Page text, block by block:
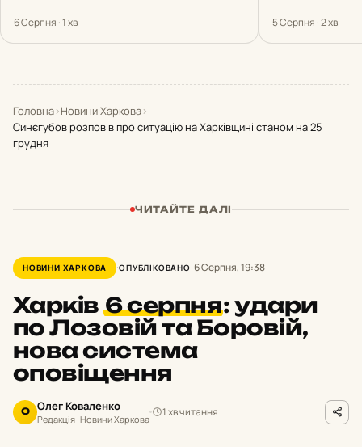
6 Серпня · 1 хв 5 Серпня · 2 хв
Головна›Новини Харкова›
Синєгубов розповів про ситуацію на Харківщині станом на 25
грудня
ЧИТАЙТЕ ДАЛІ
НОВИНИ ХАРКОВА ОПУБЛІКОВАНО 6 Серпня, 19:38
Харків6 серпня:удари
по Лозовій та Боровій,
нова система
оповіщення
О Олег Коваленко
Редакція · Новини Харкова
1 хв читання